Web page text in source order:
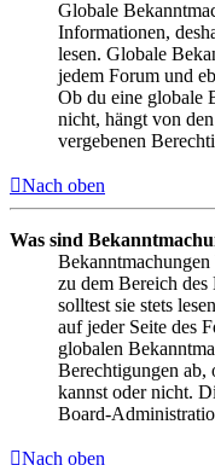
Globale
Informationen,
lesen. Globale
jedem Forum und
Ob du eine globale
nicht, hängt von
vergebenen
Nach oben
Was sind
zu dem Bereich
solltest sie stets
auf jeder Seite des
globalen
Berechtigungen ab,
kannst oder nicht.
Board-
Nach oben